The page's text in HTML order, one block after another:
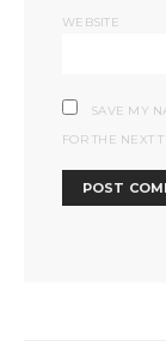
WEBSITE
SAVE MY
FOR THE NEXT